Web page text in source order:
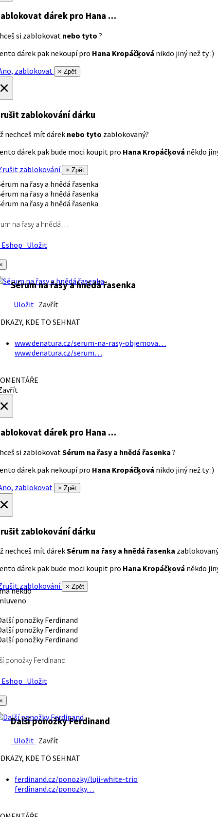
dárek pro Hana …
si zablokovat nebo tyto ?
dárek pak nekoupí pro Hana Kropáčķová nikdo jiný než ty :)
zablokovat
× Zpět
zablokování dárku
nechceš mít dárek nebo tyto zablokovaný?
dárek pak bude moci koupit pro Hana Kropáčķová někdo
zablokování
× Zpět
na řasy a hnědá…
Uložit
Sérum na řasy a hnědá řasenka
Uložit Zavřít
KDE TO SEHNAT
www.denatura.cz/serum-na-rasy-objemova…
www.denatura.cz/serum…
dárek pro Hana …
si zablokovatSérum na řasy a hnědá řasenka ?
dárek pak nekoupí pro Hana Kropáčķová nikdo jiný než ty :)
zablokovat
× Zpět
zablokování dárku
nechceš mít dárekSérum na řasy a hnědá řasenka
dárek pak bude moci koupit pro Hana Kropáčķová někdo
zablokování
× Zpět
někdo
ponožky Ferdinand
Uložit
Další ponožky Ferdinand
Uložit Zavřít
KDE TO SEHNAT
ferdinand.cz/ponozky/luji-white-trio
ferdinand.cz/ponozky…